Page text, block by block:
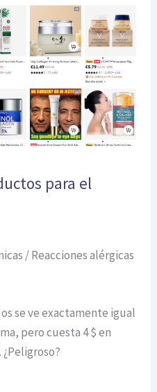
para el
/ Reacciones alérgicas
se ve exactamente igual
pero cuesta 4 $ en
¿Peligroso?